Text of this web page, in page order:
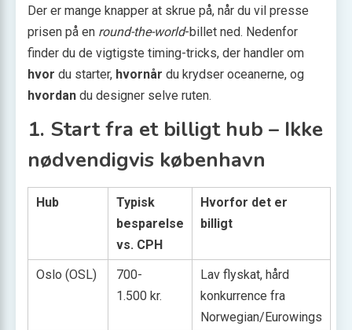
Der er mange knapper at skrue på, når du vil presse
prisen på en round-the-world-billet ned. Nedenfor
finder du de vigtigste timing-tricks, der handler om
hvor du starter, hvornår du krydser oceanerne, og
hvordan du designer selve ruten.
1. Start fra et billigt hub – Ikke
nødvendigvis københavn
Hub
Typisk
besparelse
vs. CPH
Hvorfor det er
billigt
Oslo (OSL)
700-
1.500 kr.
Lav flyskat, hård
konkurrence fra
Norwegian/Eurowings